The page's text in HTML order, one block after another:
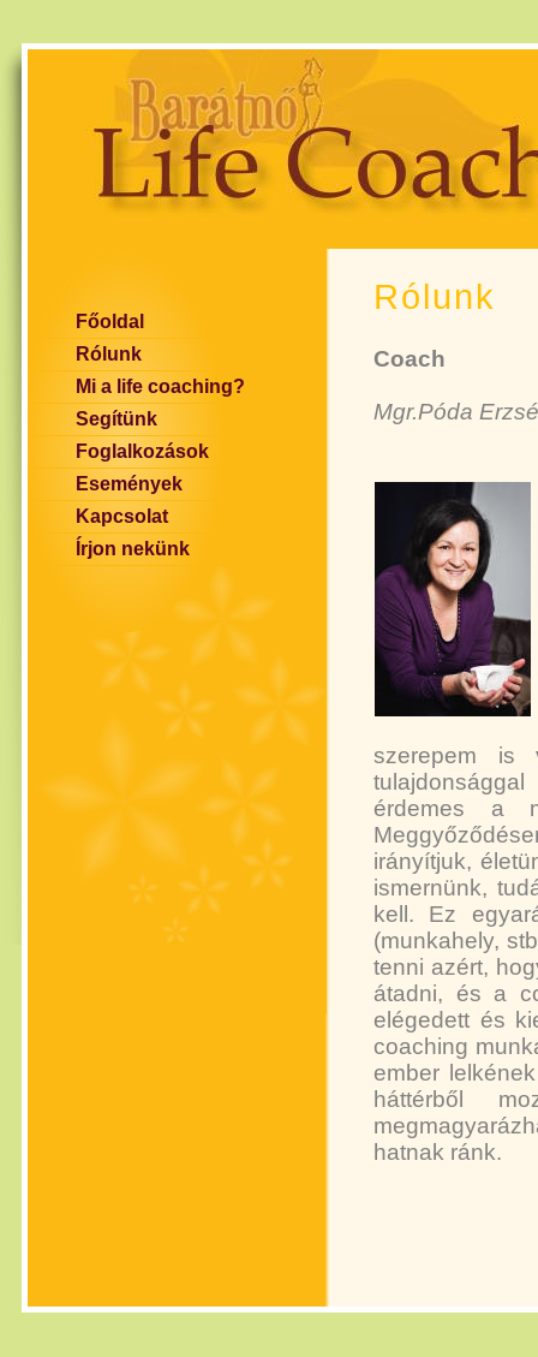
Főoldal
Rólunk
Mi a life coaching?
Segítünk
Foglalkozások
Események
Kapcsolat
Írjon nekünk
Rólunk
Coach
Mgr.Póda
szerepem is
érdemes a
irányítjuk,
ismernünk,
kell. Ez
(munkahely,
tenni azért,
átadni, és a
elégedett és
coaching
ember
háttérből
hatnak ránk.